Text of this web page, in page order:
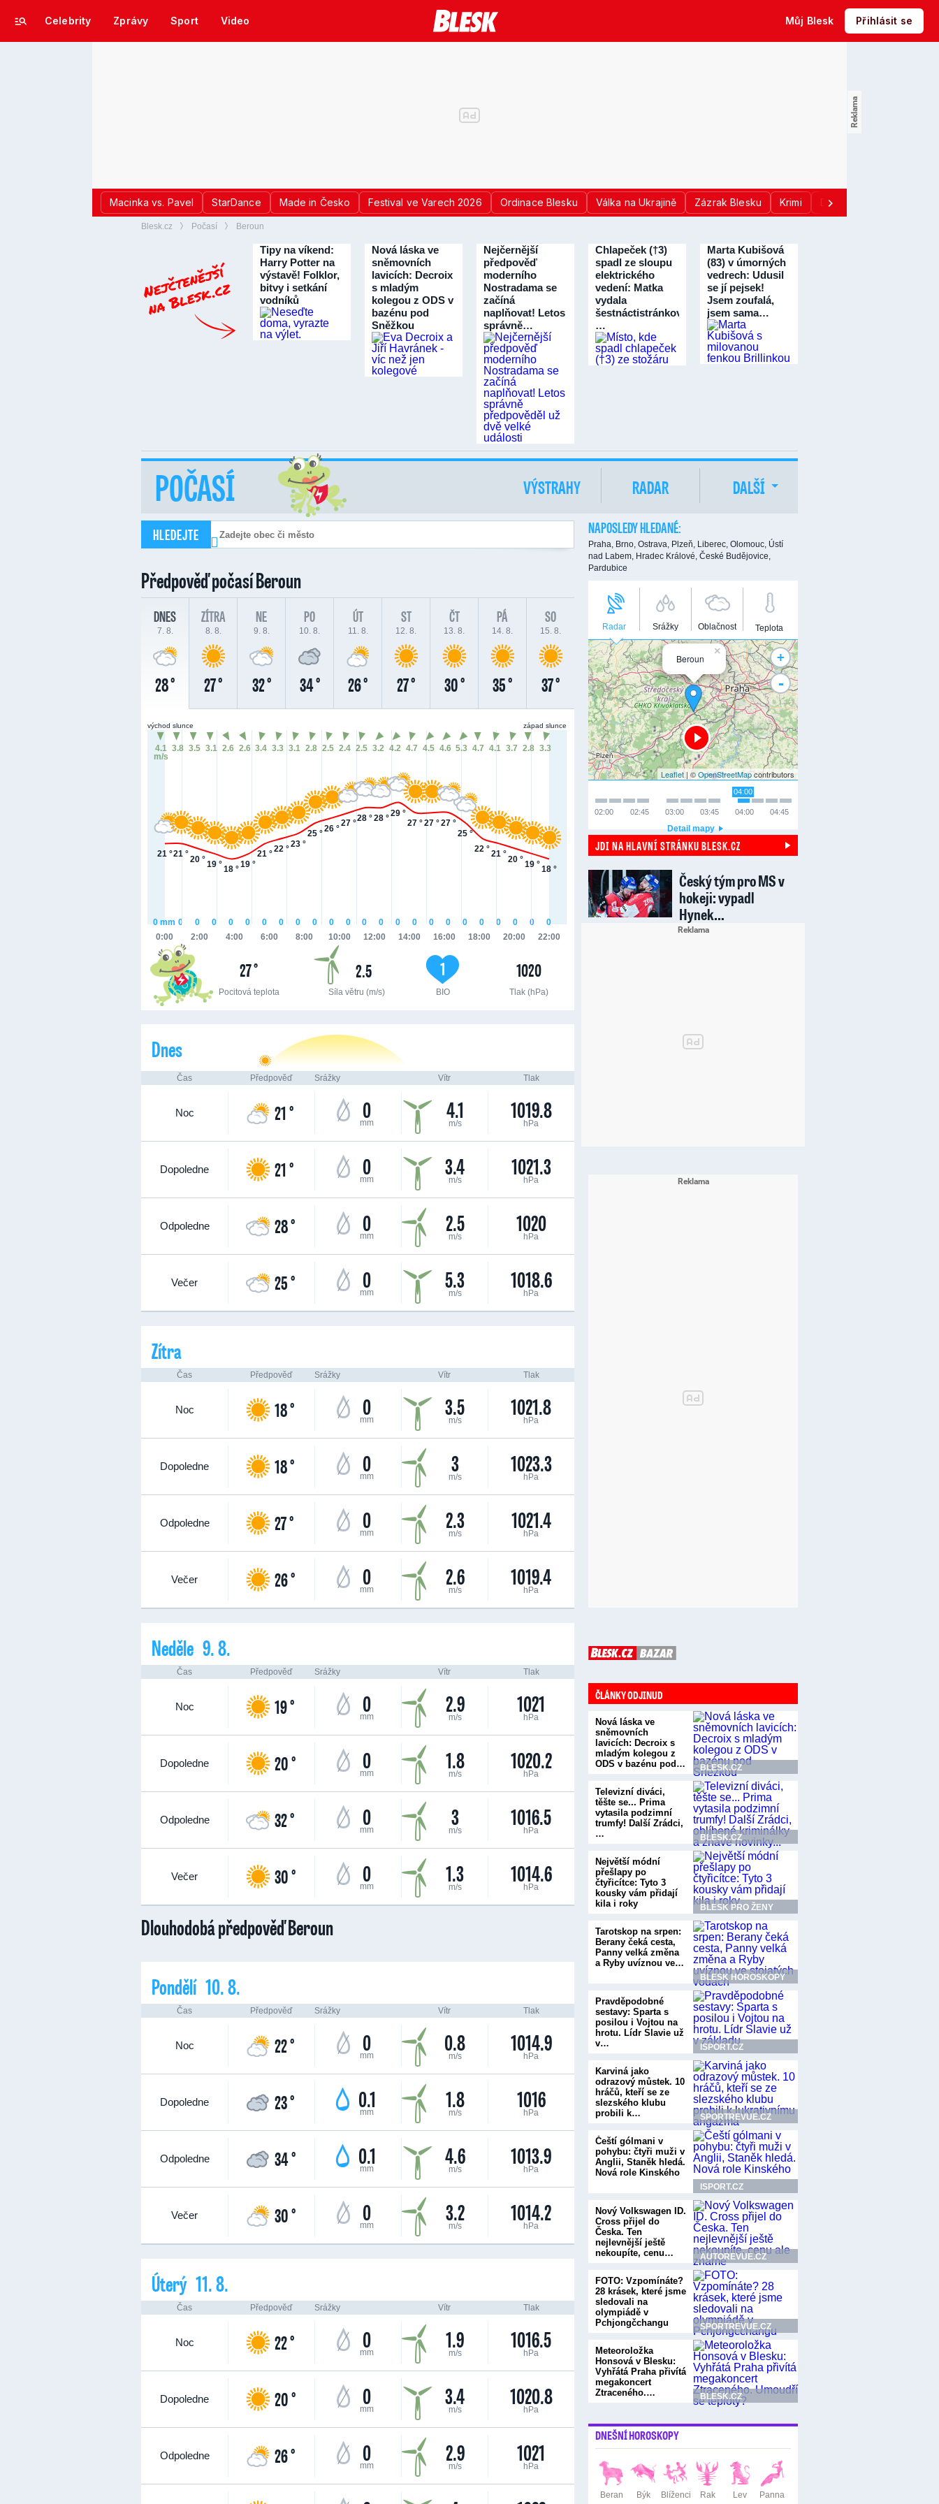
Celebrity Zprávy Sport Video Můj Blesk Přihlásit se
Macinka vs. Pavel StarDance Made in Česko Festival ve Varech 2026 Ordinace Blesku Válka na Ukrajině Zázrak Blesku Krimi Donald Trump
Blesk.cz Počasí Beroun
Tipy na víkend:
Harry Potter na
výstavě! Folklor,
bitvy i setkání
vodníků
Nová láska ve
sněmovních
lavicích: Decroix
s mladým
kolegou z ODS v
bazénu pod
Sněžkou
Nejčernější
předpověď
moderního
Nostradama se
začíná
naplňovat! Letos
správně…
Chlapeček (†3)
spadl ze sloupu
elektrického
vedení: Matka
vydala
šestnáctistránkové
…
Marta Kubišová
(83) v úmorných
vedrech: Udusil
se jí pejsek!
Jsem zoufalá,
jsem sama…
POČASÍ VÝSTRAHY RADAR DALŠÍ
HLEDEJTE
Předpověď počasíBeroun
DNES
7. 8.
28 °
ZÍTRA
8. 8.
27 °
NE
9. 8.
32 °
PO
10. 8.
34 °
ÚT
11. 8.
26 °
ST
12. 8.
27 °
ČT
13. 8.
30 °
PÁ
14. 8.
35 °
SO
15. 8.
37 °
21 °21 °
20 °
19 °
18 °
19 °
21 °
22 °
23 °
25 °
26 °
27 °
28 °28 °
29 °
27 °27 °27 °
25 °
22 °
21 °
20 °
19 °
18 °
0:00 2:00 4:00 6:00 8:00 10:00 12:00 14:00 16:00 18:00 20:00 22:00
východ slunce západ slunce
0 mm 0 0 0 0 0 0 0 0 0 0 0 0 0 0 0 0 0 0 0 0 0 0 0
4.1
m/s
3.8 3.5 3.1 2.6 2.6 3.4 3.3 3.1 2.8 2.5 2.4 2.5 3.2 4.2 4.7 4.5 4.6 5.3 4.7 4.1 3.7 2.8 3.3
27 °
Pocitová teplota
2.5
Síla větru (m/s)
1
BIO
1020
Tlak (hPa)
Dnes
Čas Předpověď Srážky Vítr Tlak
Noc 21 ° 0
mm 4.1
m/s 1019.8
hPa
Dopoledne 21 ° 0
mm 3.4
m/s 1021.3
hPa
Odpoledne 28 ° 0
mm 2.5
m/s 1020
hPa
Večer 25 ° 0
mm 5.3
m/s 1018.6
hPa
Zítra
Čas Předpověď Srážky Vítr Tlak
Noc 18 ° 0
mm 3.5
m/s 1021.8
hPa
Dopoledne 18 ° 0
mm 3
m/s 1023.3
hPa
Odpoledne 27 ° 0
mm 2.3
m/s 1021.4
hPa
Večer 26 ° 0
mm 2.6
m/s 1019.4
hPa
Neděle 9. 8.
Čas Předpověď Srážky Vítr Tlak
Noc 19 ° 0
mm 2.9
m/s 1021
hPa
Dopoledne 20 ° 0
mm 1.8
m/s 1020.2
hPa
Odpoledne 32 ° 0
mm 3
m/s 1016.5
hPa
Večer 30 ° 0
mm 1.3
m/s 1014.6
hPa
Dlouhodobá předpověď Beroun
Pondělí 10. 8.
Čas Předpověď Srážky Vítr Tlak
Noc 22 ° 0
mm 0.8
m/s 1014.9
hPa
Dopoledne 23 ° 0.1
mm 1.8
m/s 1016
hPa
Odpoledne 34 ° 0.1
mm 4.6
m/s 1013.9
hPa
Večer 30 ° 0
mm 3.2
m/s 1014.2
hPa
Úterý 11. 8.
Čas Předpověď Srážky Vítr Tlak
Noc 22 ° 0
mm 1.9
m/s 1016.5
hPa
Dopoledne 20 ° 0
mm 3.4
m/s 1020.8
hPa
Odpoledne 26 ° 0
mm 2.9
m/s 1021
hPa
NAPOSLEDY HLEDANÉ:
Praha, Brno, Ostrava, Plzeň, Liberec, Olomouc, Ústí
nad Labem, Hradec Králové, České Budějovice,
Pardubice
Radar Srážky Oblačnost Teplota
×
Beroun +
-
Leaflet| ©OpenStreetMapcontributors
04:00
04:45
04:00
03:45
03:00
02:45
02:00
Detail mapy
JDI NA HLAVNÍ STRÁNKU BLESK.CZ
Český tým pro MS v
hokeji: vypadl
Hynek…
ČLÁNKY ODJINUD
Nová láska ve
sněmovních
lavicích: Decroix s
mladým kolegou z
ODS v bazénu pod…
BLESK.CZ
Televizní diváci,
těšte se... Prima
vytasila podzimní
trumfy! Další Zrádci,
…
BLESK.CZ
Největší módní
přešlapy po
čtyřicítce: Tyto 3
kousky vám přidají
kila i roky
BLESK PRO ŽENY
Tarotskop na srpen:
Berany čeká cesta,
Panny velká změna
a Ryby uvíznou ve…
BLESK HOROSKOPY
Pravděpodobné
sestavy: Sparta s
posilou i Vojtou na
hrotu. Lídr Slavie už
v…
ISPORT.CZ
Karviná jako
odrazový můstek. 10
hráčů, kteří se ze
slezského klubu
probili k…
SPORTREVUE.CZ
Čeští gólmani v
pohybu: čtyři muži v
Anglii, Staněk hledá.
Nová role Kinského
ISPORT.CZ
Nový Volkswagen ID.
Cross přijel do
Česka. Ten
nejlevnější ještě
nekoupíte, cenu…
AUTOREVUE.CZ
FOTO: Vzpomínáte?
28 krásek, které jsme
sledovali na
olympiádě v
Pchjongčchangu
SPORTREVUE.CZ
Meteoroložka
Honsová v Blesku:
Vyhřátá Praha přivítá
megakoncert
Ztraceného.…
BLESK.CZ
DNEŠNÍ HOROSKOPY
Beran Býk Blíženci Rak Lev Panna